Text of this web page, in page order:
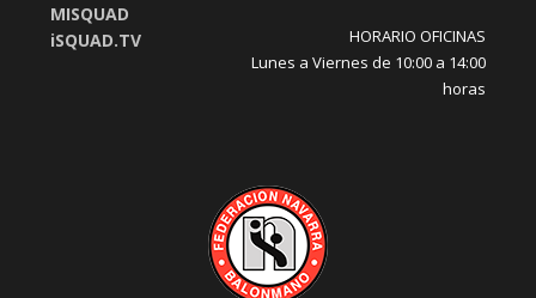
MISQUAD
iSQUAD.TV
HORARIO OFICINAS
Lunes a Viernes de 10:00 a 14:00
horas